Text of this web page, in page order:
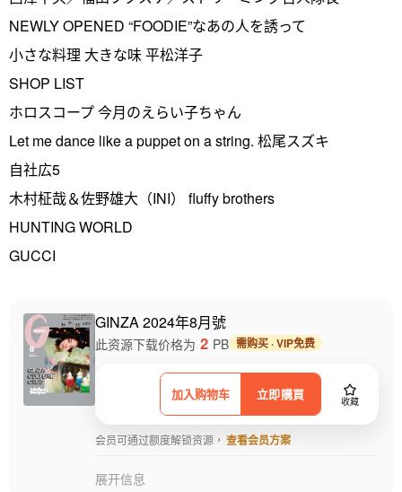
NEWLY OPENED “FOODIE”なあの人を誘って
小さな料理 大きな味 平松洋子
SHOP LIST
ホロスコープ 今月のえらい子ちゃん
Let me dance like a puppet on a string. 松尾スズキ
自社広5
木村柾哉＆佐野雄大（INI） fluffy brothers
HUNTING WORLD
GUCCI
GINZA 2024年8月號
加入购物车 立即購買 收藏
此资源下载价格为 2 PB 需购买 · VIP免费
会员可通过额度解锁资源， 查看会员方案
展开信息